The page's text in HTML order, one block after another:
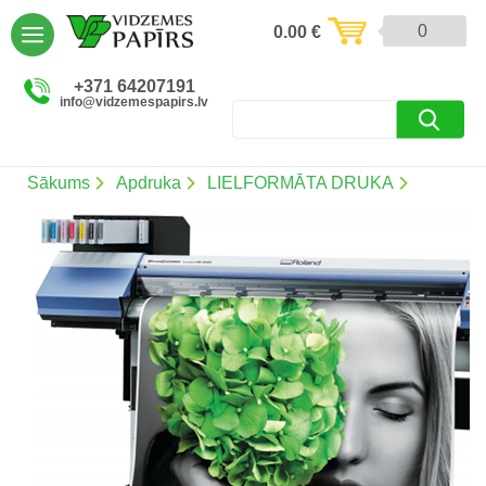
+371 64207191
info@vidzemespapirs.lv
0
0.00€
Sākums Apdruka LIELFORMĀTA DRUKA
AIZVĒRT
Atlaides (12)
Ielogoties
Reģistrēties